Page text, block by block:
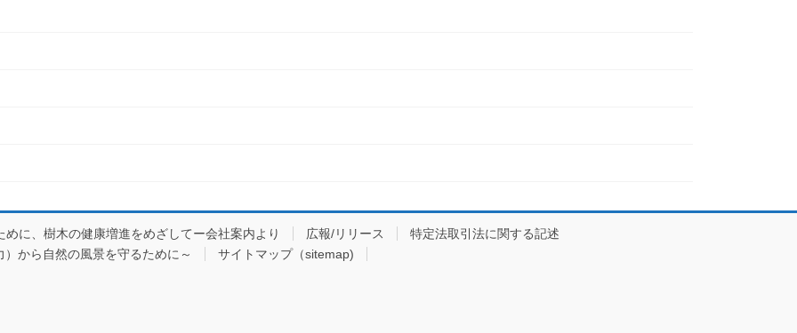
めに、樹木の健康増進をめざしてー会社案内より 広報/リリース
特定法取引法に関する記述
から自然の風景を守るために～
サイトマップ（sitemap)